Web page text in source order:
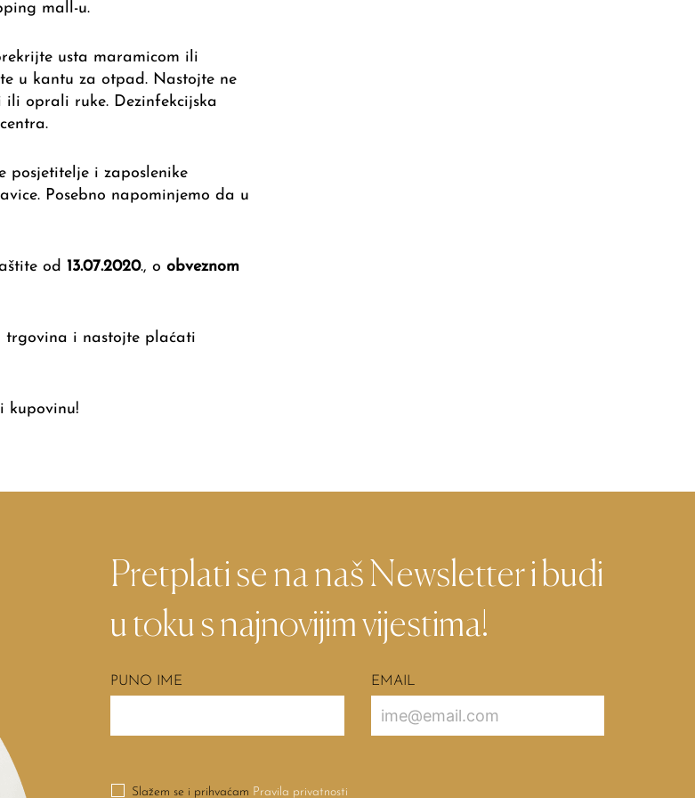
mall-u.
usta maramicom ili
u kantu za otpad. Nastojte ne
oprali ruke. Dezinfekcijska
posjetitelje i zaposlenike
Posebno napominjemo da u
od 13.07.2020., o obveznom
trgovina i nastojte plaćati
kupovinu!
Pretplati se na naš Newsletter i budi
u toku s najnovijim vijestima!
PUNO IME EMAIL
Slažem se i prihvaćam Pravila privatnosti